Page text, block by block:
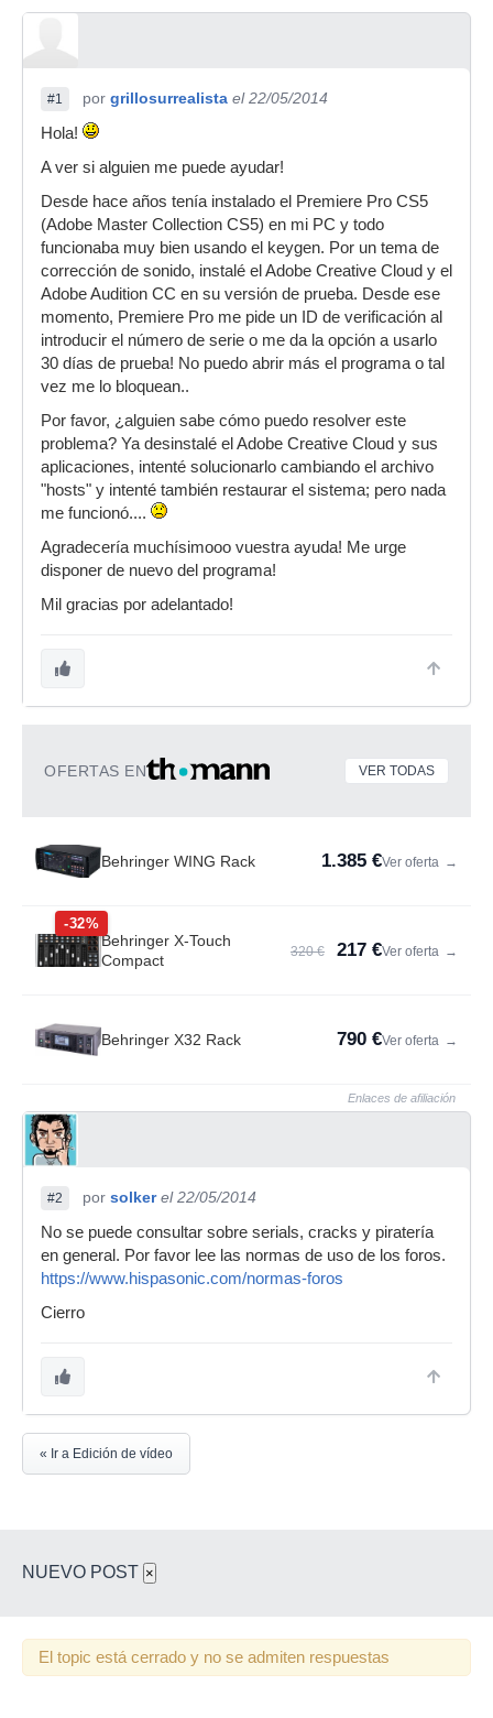
#1 por grillosurrealista el 22/05/2014
Hola!
A ver si alguien me puede ayudar!
Desde hace años tenía instalado el Premiere Pro CS5
(Adobe Master Collection CS5) en mi PC y todo
funcionaba muy bien usando el keygen. Por un tema de
corrección de sonido, instalé el Adobe Creative Cloud y el
Adobe Audition CC en su versión de prueba. Desde ese
momento, Premiere Pro me pide un ID de verificación al
introducir el número de serie o me da la opción a usarlo
30 días de prueba! No puedo abrir más el programa o tal
vez me lo bloquean..
Por favor, ¿alguien sabe cómo puedo resolver este
problema? Ya desinstalé el Adobe Creative Cloud y sus
aplicaciones, intenté solucionarlo cambiando el archivo
"hosts" y intenté también restaurar el sistema; pero nada
me funcionó....
Agradecería muchísimooo vuestra ayuda! Me urge
disponer de nuevo del programa!
Mil gracias por adelantado!
OFERTAS EN VER TODAS
Behringer WING Rack 1.385 €Ver oferta →
-32%
Behringer X-Touch
Compact
320 € 217 €Ver oferta →
Behringer X32 Rack 790 €Ver oferta →
Enlaces de afiliación
#2 por solker el 22/05/2014
No se puede consultar sobre serials, cracks y piratería
en general. Por favor lee las normas de uso de los foros.
https://www.hispasonic.com/normas-foros
Cierro
« Ir a Edición de vídeo
NUEVO POST ×
El topic está cerrado y no se admiten respuestas